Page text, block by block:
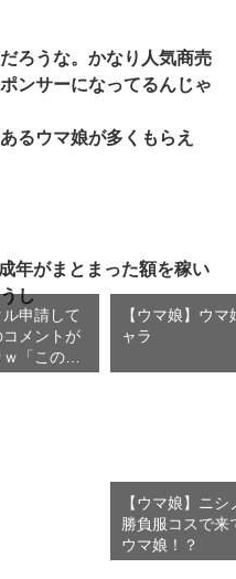
ろうな。かなり人気商売
ンサーになってるんじゃ
るウマ娘が多くもらえ
年がまとまった額を稼い
し
ル申請して
メントが
「このま
【ウマ娘】ウ
ャラ
【ウマ娘】ニ
勝負服コスで来
ウマ娘！？